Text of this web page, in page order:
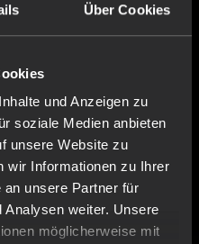
Über Cookies
und Anzeigen zu
soziale Medien anbieten
unsere Website zu
wir Informationen zu Ihrer
an unsere Partner für
Analysen weiter. Unsere
möglicherweise mit
mbH